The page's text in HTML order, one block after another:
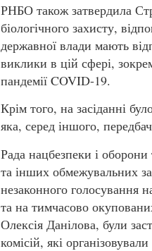
РНБО також затвердила
біологічного захисту,
державної влади мають
виклики в цій сфері,
пандемії COVID-19.
Крім того, на засіданні
яка, серед іншого,
Рада нацбезпеки і
та інших обмежувальних
незаконного
та на тимчасово
Олексія Данілова, були
комісій, які